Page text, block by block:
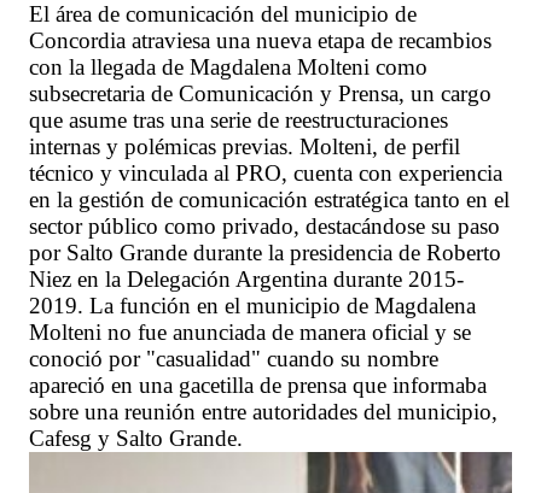
El área de comunicación del municipio de
Concordia atraviesa una nueva etapa de recambios
con la llegada de Magdalena Molteni como
subsecretaria de Comunicación y Prensa, un cargo
que asume tras una serie de reestructuraciones
internas y polémicas previas. Molteni, de perfil
técnico y vinculada al PRO, cuenta con experiencia
en la gestión de comunicación estratégica tanto en el
sector público como privado, destacándose su paso
por Salto Grande durante la presidencia de Roberto
Niez en la Delegación Argentina durante 2015-
2019. La función en el municipio de Magdalena
Molteni no fue anunciada de manera oficial y se
conoció por "casualidad" cuando su nombre
apareció en una gacetilla de prensa que informaba
sobre una reunión entre autoridades del municipio,
Cafesg y Salto Grande.